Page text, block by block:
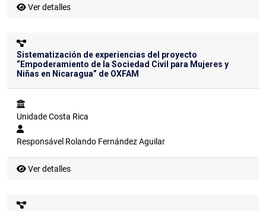
Ver detalles
Sistematización de experiencias del proyecto
“Empoderamiento de la Sociedad Civil para Mujeres y
Niñas en Nicaragua” de OXFAM
UnidadeCosta Rica
Responsável Rolando Fernández Aguilar
Ver detalles